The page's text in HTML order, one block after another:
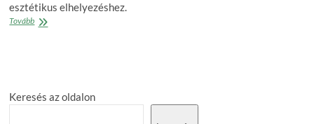
esztétikus elhelyezéshez.
TovábbA
TV
lakótér
Keresés az oldalon